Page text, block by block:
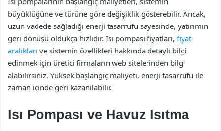
büyüklüğüne ve türüne göre değişiklik gösterebilir. Ancak,
uzun vadede sağladığı enerji tasarrufu sayesinde, yatırımın
geri dönüşü oldukça hızlıdır. Isı pompası fiyatları, fiyat
aralıkları ve sistemin özellikleri hakkında detaylı bilgi
edinmek için üretici firmaların web sitelerinden bilgi
alabilirsiniz. Yüksek başlangıç maliyeti, enerji tasarrufu ile
zaman içinde geri kazanılabilir.
Isı Pompası ve Havuz Isıtma